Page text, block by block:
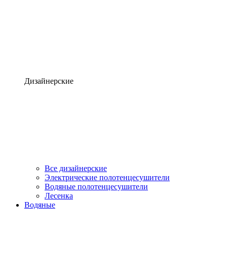
Дизайнерские
Все дизайнерские
Электрические полотенцесушители
Водяные полотенцесушители
Лесенка
Водяные